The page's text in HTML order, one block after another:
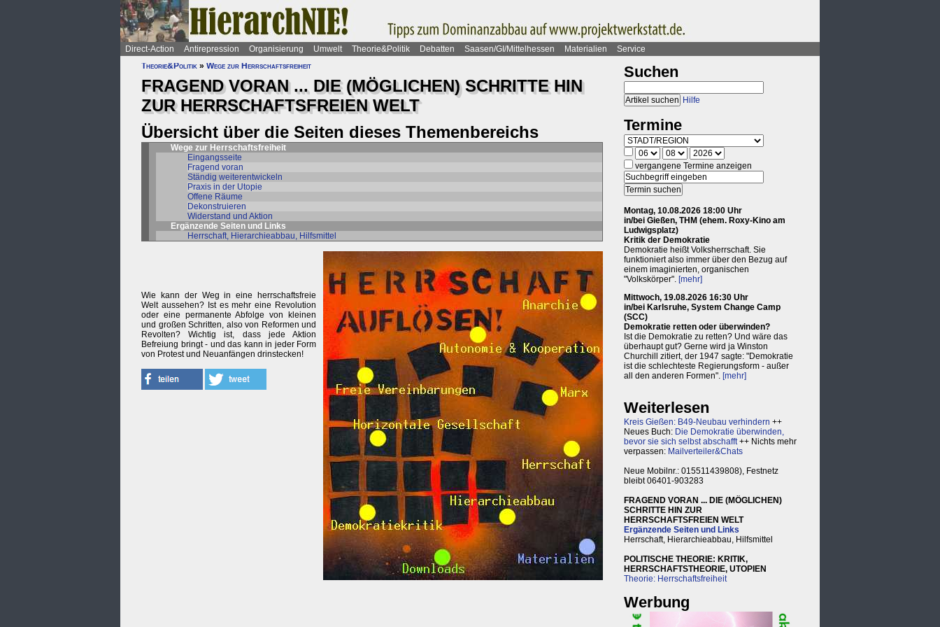
Direct-Action Antirepression Organisierung Umwelt Theorie&Politik Debatten Saasen/GI/Mittelhessen Materialien
Service
Theorie&Politik » Wege zur Herrschaftsfreiheit
FRAGEND VORAN ... DIE (MÖGLICHEN) SCHRITTE HIN
ZUR HERRSCHAFTSFREIEN WELT
Übersicht über die Seiten dieses Themenbereichs
Wege zur Herrschaftsfreiheit
Eingangsseite
Fragend voran
Ständig weiterentwickeln
Praxis in der Utopie
Offene Räume
Dekonstruieren
Widerstand und Aktion
Ergänzende Seiten und Links
Herrschaft, Hierarchieabbau, Hilfsmittel
Wie kann der Weg in eine herrschaftsfreie
Welt aussehen? Ist es mehr eine Revolution
oder eine permanente Abfolge von kleinen
und großen Schritten, also von Reformen und
Revolten? Wichtig ist, dass jede Aktion
Befreiung bringt - und das kann in jeder Form
von Protest und Neuanfängen drinstecken!
Suchen
Hilfe
Termine
vergangene Termine anzeigen
Montag, 10.08.2026 18:00 Uhr
in/bei Gießen, THM (ehem. Roxy-Kino am
Ludwigsplatz)
Kritik der Demokratie
Demokratie heißt Volksherrschaft. Sie
funktioniert also immer über den Bezug auf
einem imaginierten, organischen
"Volkskörper". [mehr]
Mittwoch, 19.08.2026 16:30 Uhr
in/bei Karlsruhe, System Change Camp
(SCC)
Demokratie retten oder überwinden?
Ist die Demokratie zu retten? Und wäre das
überhaupt gut? Gerne wird ja Winston
Churchill zitiert, der 1947 sagte: "Demokratie
ist die schlechteste Regierungsform - außer
all den anderen Formen". [mehr]
Weiterlesen
Kreis Gießen: B49-Neubau verhindern ++
Neues Buch: Die Demokratie überwinden,
bevor sie sich selbst abschafft++ Nichts mehr
verpassen: Mailverteiler&Chats
Neue Mobilnr.: 015511439808), Festnetz
bleibt 06401-903283
FRAGEND VORAN ... DIE (MÖGLICHEN)
SCHRITTE HIN ZUR
HERRSCHAFTSFREIEN WELT
Ergänzende Seiten und Links
Herrschaft, Hierarchieabbau, Hilfsmittel
POLITISCHE THEORIE: KRITIK,
HERRSCHAFTSTHEORIE, UTOPIEN
Theorie: Herrschaftsfreiheit
Werbung